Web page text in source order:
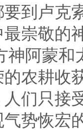
到卢克
崇敬的
神阿蒙
农耕收
们只接
势恢宏